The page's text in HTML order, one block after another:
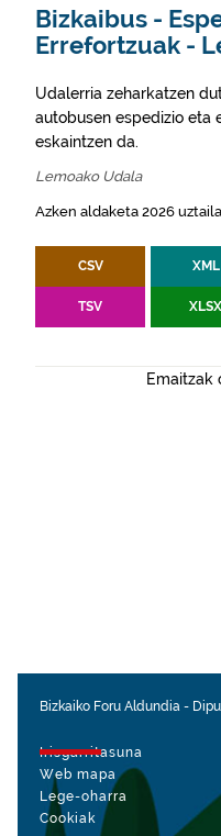
Bizkaibus -
Errefortzuak -
Udalerria zeharkatzen
autobusen espedizio eta
eskaintzen da.
Lemoako Udala
Azken aldaketa 2026
CSV XML
TSV XLSX
Emaitzak
Bizkaiko Foru Aldundia -
Irisgarritasuna
Web mapa
Lege-oharra
Cookiak